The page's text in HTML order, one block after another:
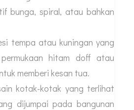
bunga, spiral, atau bahkan
tempa atau kuningan yang
hitam doff atau
memberi kesan tua.
kotak-kotak yang terlihat
dijumpai pada bangunan